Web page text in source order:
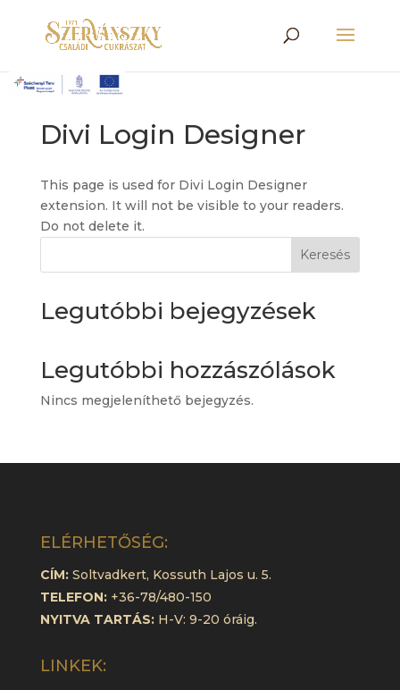
Divi Login Designer
This page is used for Divi Login Designer
extension. It will not be visible to your readers.
Do not delete it.
Keresés
Legutóbbi bejegyzések
Legutóbbi hozzászólások
Nincs megjeleníthető bejegyzés.
ELÉRHETŐSÉG:
CÍM:Soltvadkert, Kossuth Lajos u. 5.
TELEFON:+36-78/480-150
NYITVA TARTÁS:H-V: 9-20 óráig.
LINKEK: